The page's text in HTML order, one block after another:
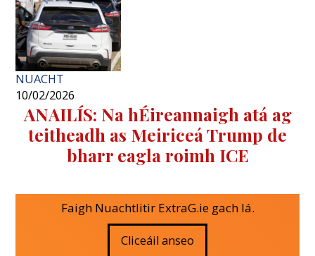
NUACHT
10/02/2026
ANAILÍS: Na hÉireannaigh atá ag
teitheadh ​​as Meiriceá Trump de
bharr eagla roimh ICE
Faigh Nuachtlitir ExtraG.ie gach lá.
Cliceáil anseo